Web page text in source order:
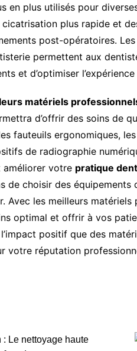
en plus utilisés pour
plus rapide et
post-opératoires. Les
permettent aux
et d’optimiser
matériels
d’offrir des soins de
fauteuils ergonomiques,
de radiographie
améliorer votre pratique
de choisir des
Avec les meilleurs
optimal et offrir à vos
positif que des
votre réputation